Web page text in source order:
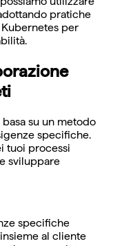
pratiche
per
su un metodo
specifiche.
tuoi processi
sviluppare
specifiche
al cliente